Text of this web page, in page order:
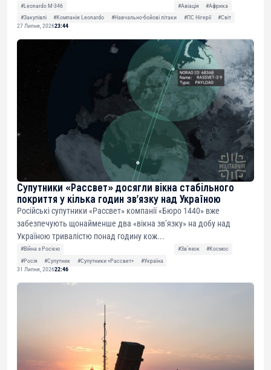
#Leonardo M-346 #Авіація
#Африка
#Закупівлі
#Компанія Leonardo #Навчально-бойові літаки #ПС Нігерії
#Світ
27 Липня, 202623:44
Супутники «Рассвет» досягли вікна стабільного
покриття у кілька годин зв’язку над Україною
Російські супутники «Рассвет» компанії «Бюро 1440» вже
забезпечують щонайменше два «вікна зв’язку» на добу над
Україною тривалістю понад годину кож...
#Війна з Росією #Звʼязок
#Космос
#Росія
#Супутник #Супутники «Рассвет»
#Україна
31 Липня, 202622:46